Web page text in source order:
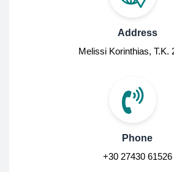
Address
Melissi Korinthias, Τ.Κ.
Phone
+30 27430 61526